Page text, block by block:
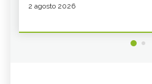
2 agosto 2026